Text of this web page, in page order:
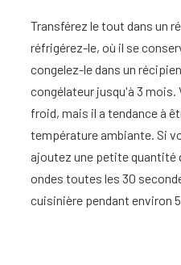
Transférez le tout dans un
réfrigérez-le, où il se
congelez-le dans un
congélateur jusqu'à 3 mois.
froid, mais il a tendance à
température ambiante. Si
ajoutez une petite quantité
ondes toutes les 30
cuisinière pendant environ